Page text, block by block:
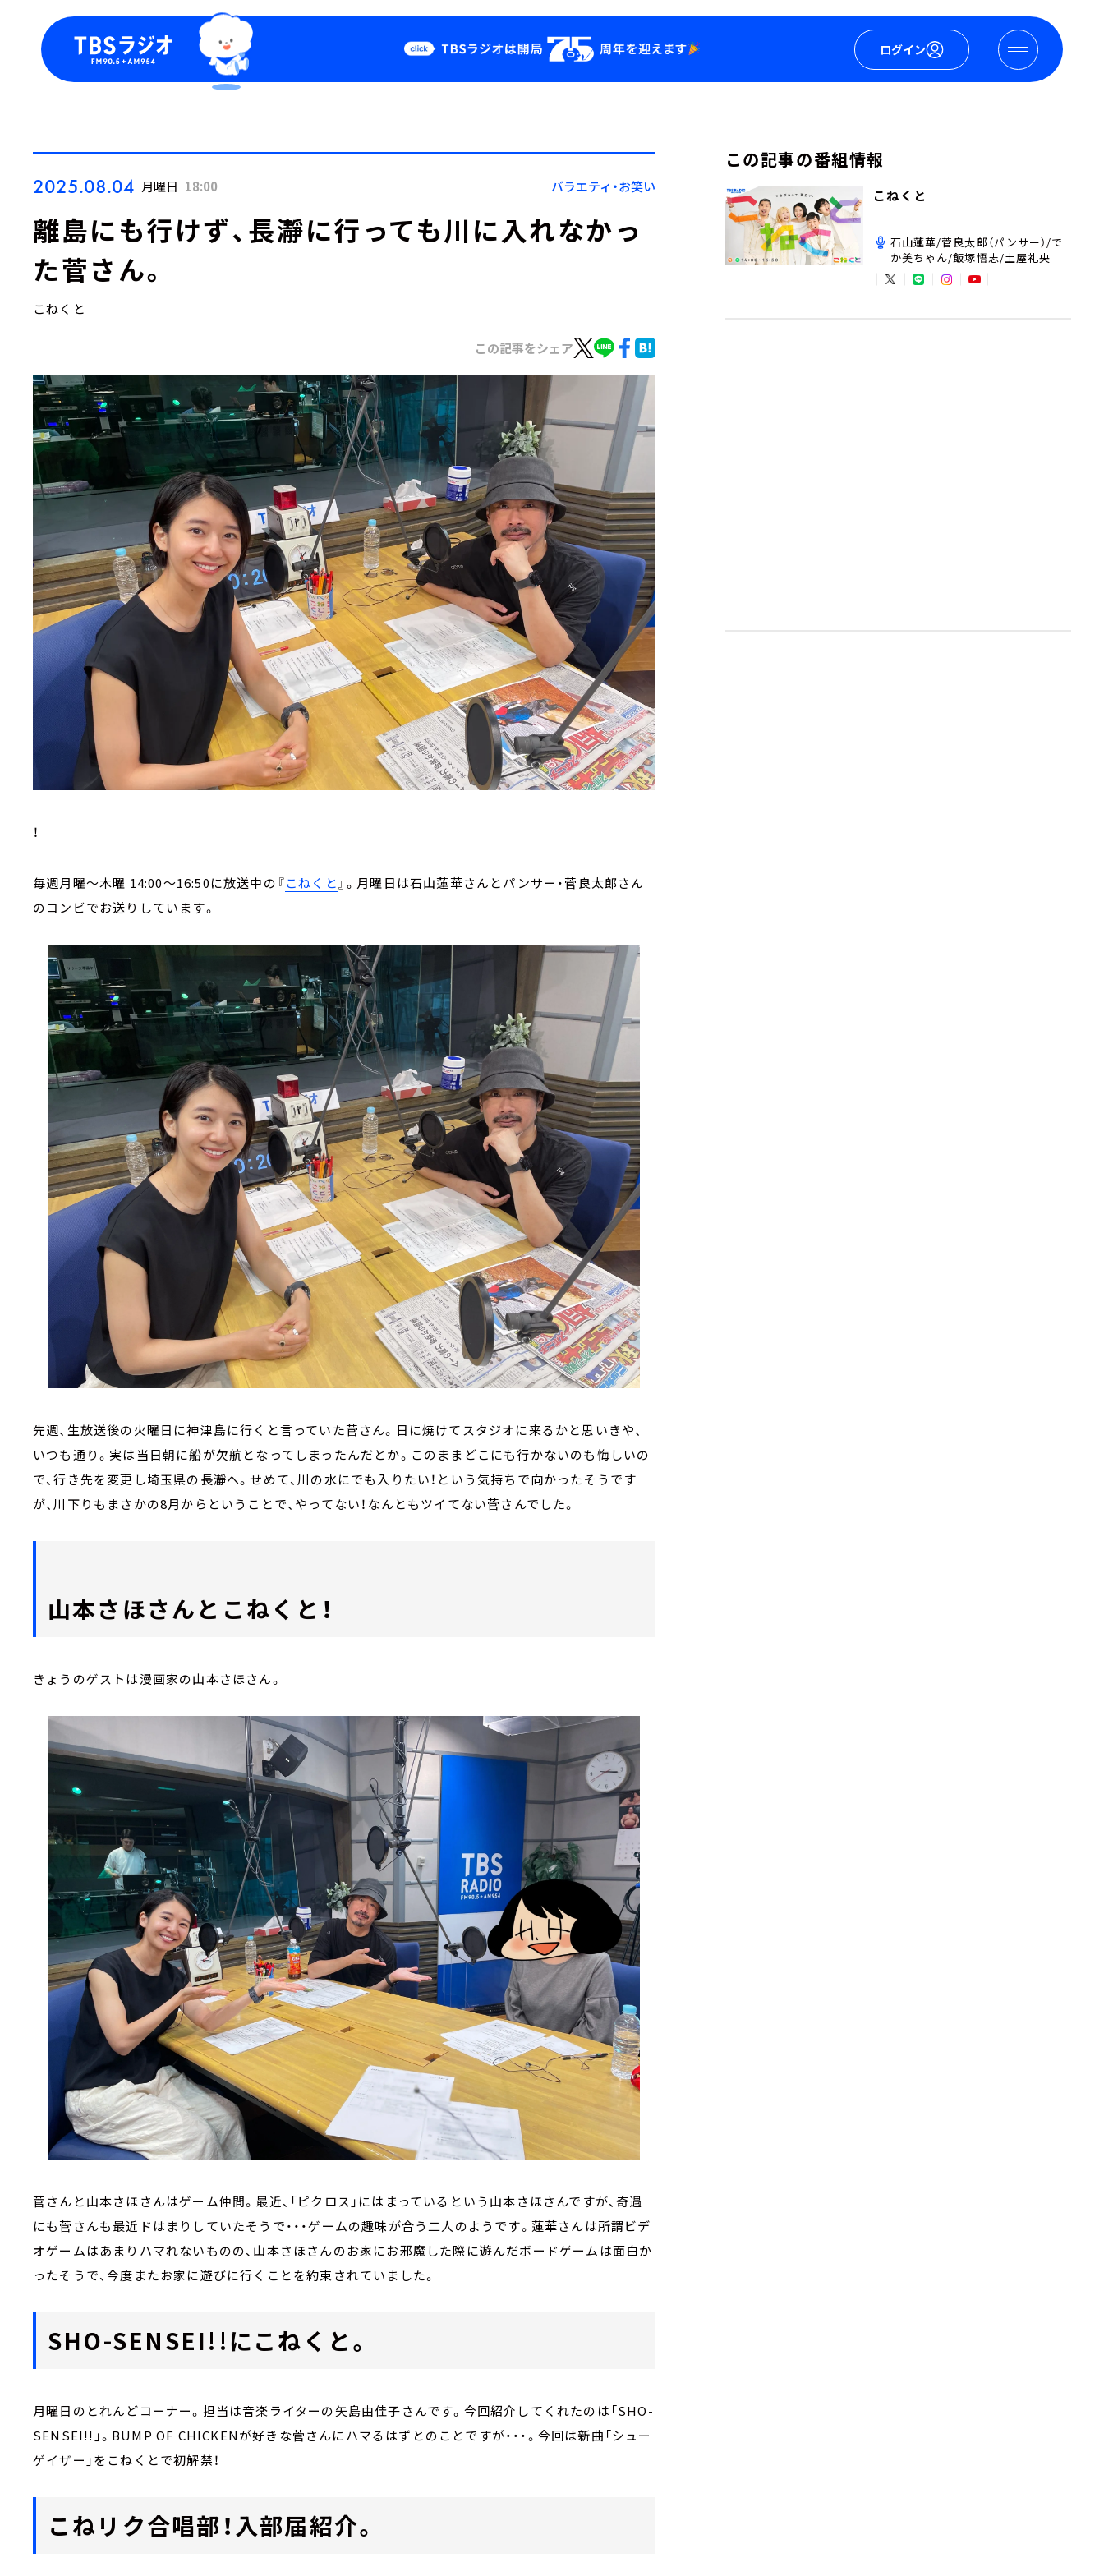
ログイン
Podcast
YouTube
会社情報
2025.08.04 月曜日 18:00 バラエティ・お笑い
離島にも行けず、長瀞に行っても川に入れなかっ
た菅さん。
こねくと
この記事をシェア
！
毎週月曜～木曜 14:00～16:50に放送中の『こねくと 』。月曜日は石山蓮華さんとパンサー・菅良太郎さん
のコンビでお送りしています。
先週、生放送後の火曜日に神津島に行くと言っていた菅さん。日に焼けてスタジオに来るかと思いきや、
いつも通り。実は当日朝に船が欠航となってしまったんだとか。このままどこにも行かないのも悔しいの
で、行き先を変更し埼玉県の長瀞へ。せめて、川の水にでも入りたい！という気持ちで向かったそうです
が、川下りもまさかの8月からということで、やってない！なんともツイてない菅さんでした。
山本さほさんとこねくと！
きょうのゲストは漫画家の山本さほさん。
菅さんと山本さほさんはゲーム仲間。最近、「ピクロス」にはまっているという山本さほさんですが、奇遇
にも菅さんも最近ドはまりしていたそうで・・・ゲームの趣味が合う二人のようです。蓮華さんは所謂ビデ
オゲームはあまりハマれないものの、山本さほさんのお家にお邪魔した際に遊んだボードゲームは面白か
ったそうで、今度またお家に遊びに行くことを約束されていました。
SHO-SENSEI!!にこねくと。
月曜日のとれんどコーナー。担当は音楽ライターの矢島由佳子さんです。今回紹介してくれたのは「SHO-
SENSEI!!」。BUMP OF CHICKENが好きな菅さんにハマるはずとのことですが・・・。今回は新曲「シュー
ゲイザー」をこねくとで初解禁！
こねリク合唱部！入部届紹介。
この記事の番組情報
こねくと
石山蓮華/菅良太郎（パンサー）/で
か美ちゃん/飯塚悟志/土屋礼央